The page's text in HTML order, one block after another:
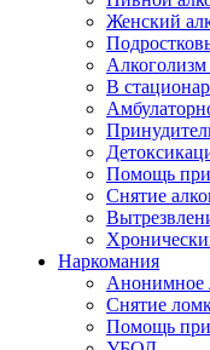
Женский
В
Помощь при
Снятие
Наркомания
Анонимное
Снятие
Помощь при